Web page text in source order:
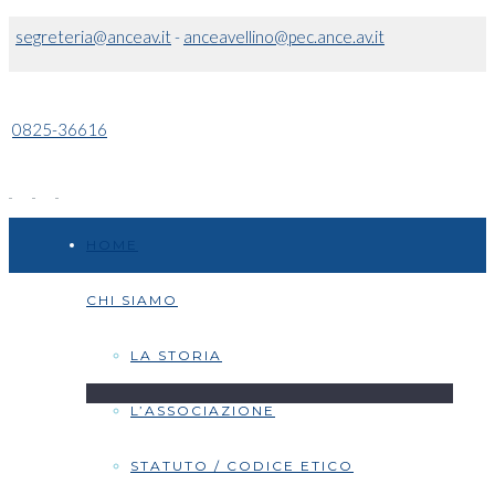
segreteria@anceav.it- anceavellino@pec.ance.av.it
0825-36616
CHI SIAMO
LA STORIA
L’ASSOCIAZIONE
STATUTO / CODICE ETICO